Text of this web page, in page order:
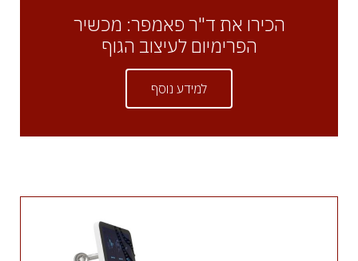
הכירו את ד"ר פאמפר: מכשיר
הפרימיום לעיצוב הגוף
למידע נוסף